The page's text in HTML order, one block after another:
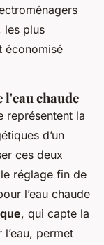
les plus
économisé
chaude
représentent la
d’un
ces deux
réglage fin de
l’eau chaude
, qui capte la
permet